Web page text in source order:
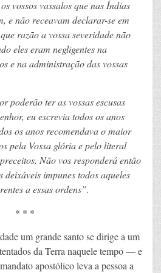
vossos vassalos que nas Índias
e não receavam declarar-se em
razão a vossa severidade não
eles eram negligentes na
e na administração das vossas
poderão ter as vossas escusas
eu escrevia todos os anos
os anos recomendava o maior
pela Vossa glória e pelo literal
Não vos responderá então
deixáveis impunes todos aqueles
a essas ordens”.
* * *
um grande santo se dirige a um
da Terra naquele tempo — e
apostólico leva a pessoa a